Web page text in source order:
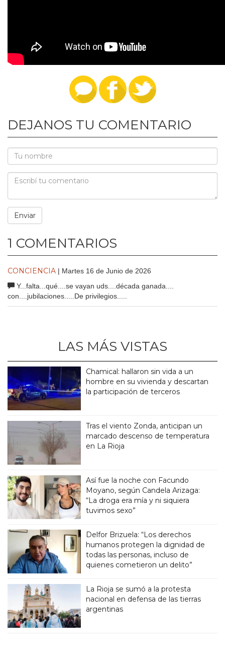
DEJANOS TU COMENTARIO
1 COMENTARIOS
CONCIENCIA | Martes 16 de Junio de 2026
Y...falta...qué....se vayan uds....década ganada....
con....jubilaciones.....De privilegios.....
LAS MÁS VISTAS
Chamical: hallaron sin vida a un
hombre en su vivienda y descartan
la participación de terceros
Tras el viento Zonda, anticipan un
marcado descenso de temperatura
en La Rioja
Así fue la noche con Facundo
Moyano, según Candela Arizaga:
“La droga era mía y ni siquiera
tuvimos sexo”
Delfor Brizuela: “Los derechos
humanos protegen la dignidad de
todas las personas, incluso de
quienes cometieron un delito”
La Rioja se sumó a la protesta
nacional en defensa de las tierras
argentinas